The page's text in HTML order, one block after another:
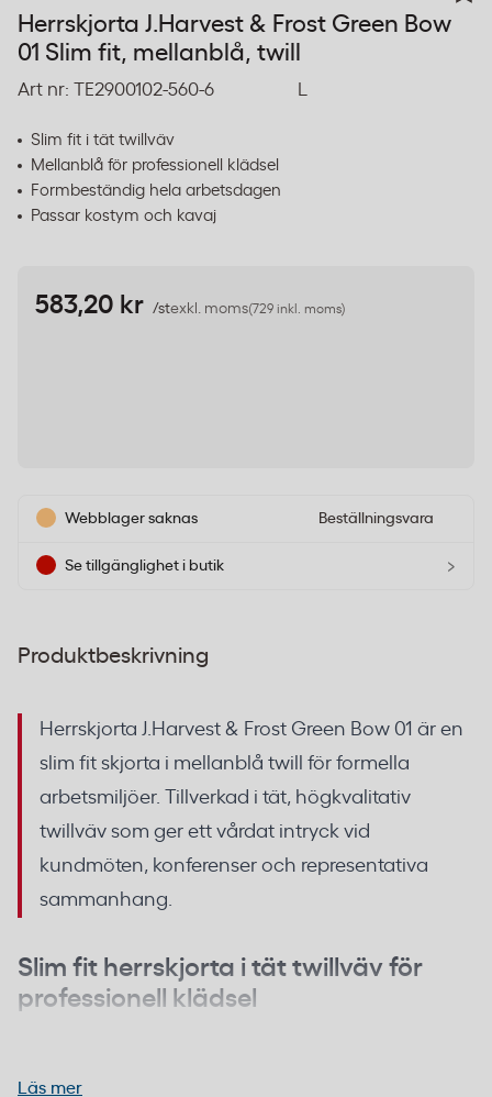
Herrskjorta J.Harvest & Frost Green Bow
01 Slim fit, mellanblå, twill
Art nr: TE2900102-560-6
Slim fit i tät twillväv
Mellanblå för professionell klädsel
Formbeständig hela arbetsdagen
Passar kostym och kavaj
583,20 kr /stexkl. moms(729 inkl. moms)
Webblager saknas Beställningsvara
Se tillgänglighet i butik ›
Produktbeskrivning
Herrskjorta J.Harvest & Frost Green Bow 01 är en
slim fit skjorta i mellanblå twill för formella
arbetsmiljöer. Tillverkad i tät, högkvalitativ
twillväv som ger ett vårdat intryck vid
kundmöten, konferenser och representativa
sammanhang.
Slim fit herrskjorta i tät twillväv för
professionell klädsel
passform som ger en modern siluett utan att vara
Läs mer